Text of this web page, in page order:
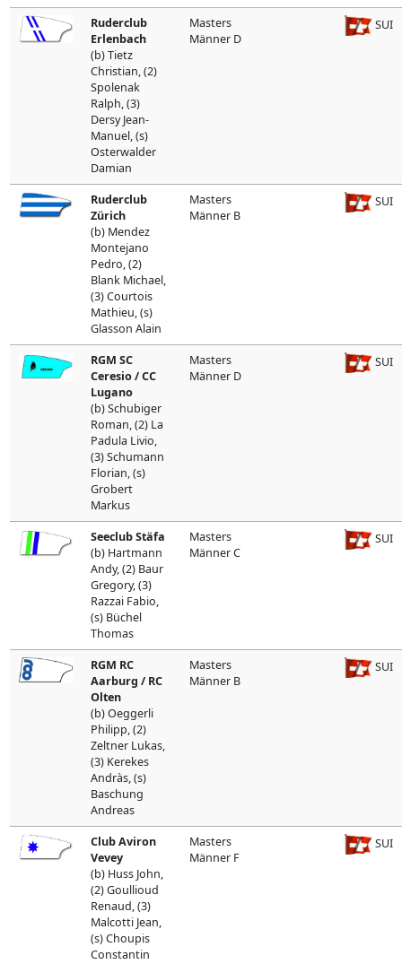
Ruderclub
Erlenbach
(b) Tietz
Christian, (2)
Spolenak
Ralph, (3)
Dersy Jean-
Manuel, (s)
Osterwalder
Damian
Masters
Männer D
SUI
Ruderclub
Zürich
(b) Mendez
Montejano
Pedro, (2)
Blank Michael,
(3) Courtois
Mathieu, (s)
Glasson Alain
Masters
Männer B
SUI
RGM SC
Ceresio / CC
Lugano
(b) Schubiger
Roman, (2) La
Padula Livio,
(3) Schumann
Florian, (s)
Grobert
Markus
Masters
Männer D
SUI
Seeclub Stäfa
(b) Hartmann
Andy, (2) Baur
Gregory, (3)
Razzai Fabio,
(s) Büchel
Thomas
Masters
Männer C
SUI
RGM RC
Aarburg / RC
Olten
(b) Oeggerli
Philipp, (2)
Zeltner Lukas,
(3) Kerekes
Andràs, (s)
Baschung
Andreas
Masters
Männer B
SUI
Club Aviron
Vevey
(b) Huss John,
(2) Goullioud
Renaud, (3)
Malcotti Jean,
(s) Choupis
Constantin
Masters
Männer F
SUI